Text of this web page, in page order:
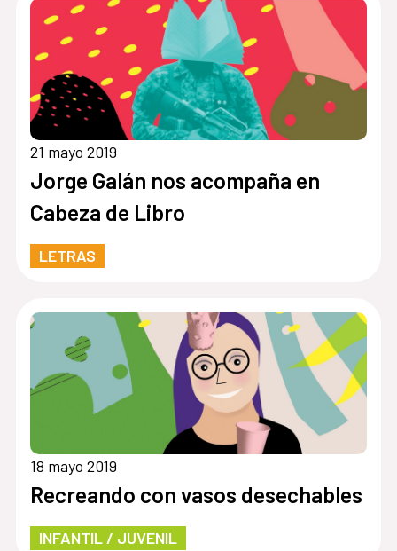
21 mayo 2019
Jorge Galán nos acompaña en
Cabeza de Libro
LETRAS
18 mayo 2019
Recreando con vasos desechables
INFANTIL / JUVENIL